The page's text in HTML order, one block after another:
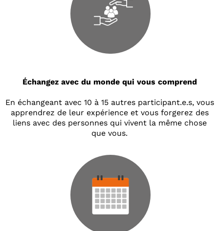
Échangez avec du monde qui vous comprend
En échangeant avec 10 à 15 autres participant.e.s, vous
apprendrez de leur expérience et vous forgerez des
liens avec des personnes qui vivent la même chose
que vous.